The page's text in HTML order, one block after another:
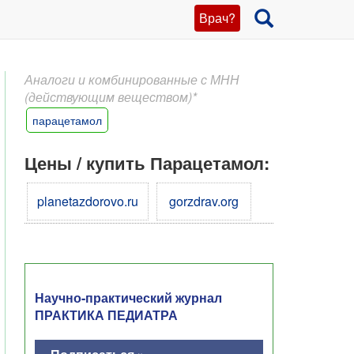
Врач?
Аналоги и комбинированные с МНН
(действующим веществом)*
парацетамол
Цены / купить Парацетамол:
planetazdorovo.ru gorzdrav.org
Научно-практический журнал
ПРАКТИКА ПЕДИАТРА